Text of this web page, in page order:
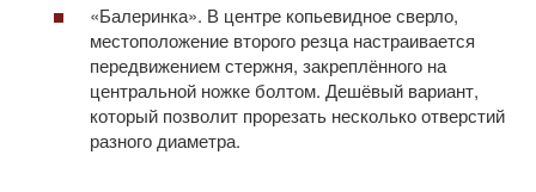
«Балеринка». В центре копьевидное сверло,
местоположение второго резца настраивается
передвижением стержня, закреплённого на
центральной ножке болтом. Дешёвый вариант,
который позволит прорезать несколько отверстий
разного диаметра.